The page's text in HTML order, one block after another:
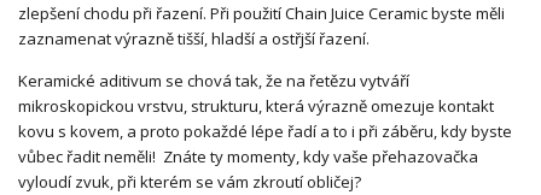
zlepšení chodu při řazení. Při použití Chain Juice Ceramic byste měli
zaznamenat výrazně tišší, hladší a ostřjší řazení.
Keramické aditivum se chová tak, že na řetězu vytváří
mikroskopickou vrstvu, strukturu, která výrazně omezuje kontakt
kovu s kovem, a proto pokaždé lépe řadí a to i při záběru, kdy byste
vůbec řadit neměli! Znáte ty momenty, kdy vaše přehazovačka
vyloudí zvuk, při kterém se vám zkroutí obličej?